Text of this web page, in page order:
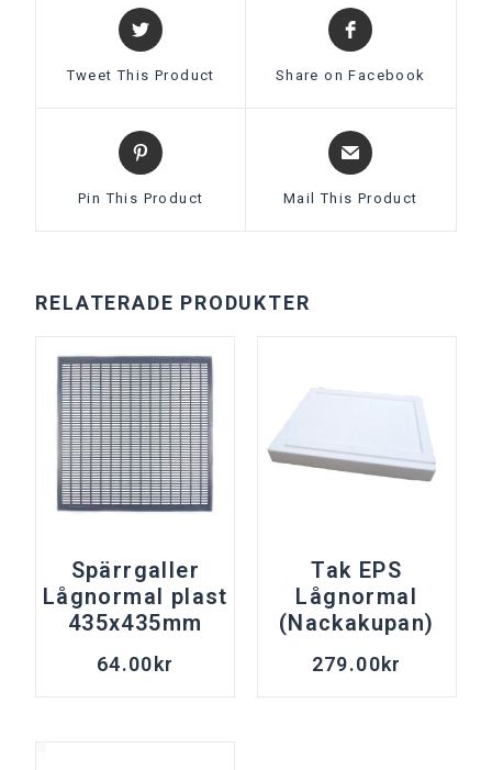
Tweet This Product Share on Facebook
Pin This Product Mail This Product
RELATERADE PRODUKTER
Spärrgaller
Lågnormal plast
435x435mm
64.00kr
Tak EPS
Lågnormal
(Nackakupan)
279.00kr